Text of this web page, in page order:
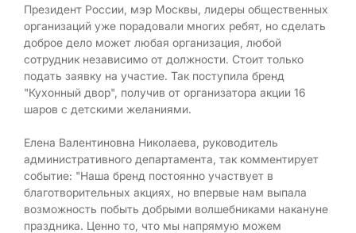
Президент России, мэр Москвы, лидеры общественных
организаций уже порадовали многих ребят, но сделать
доброе дело может любая организация, любой
сотрудник независимо от должности. Стоит только
подать заявку на участие. Так поступила бренд
"Кухонный двор", получив от организатора акции 16
шаров с детскими желаниями.
Елена Валентиновна Николаева, руководитель
административного департамента, так комментирует
событие: "Наша бренд постоянно участвует в
благотворительных акциях, но впервые нам выпала
возможность побыть добрыми волшебниками накануне
праздника. Ценно то, что мы напрямую можем